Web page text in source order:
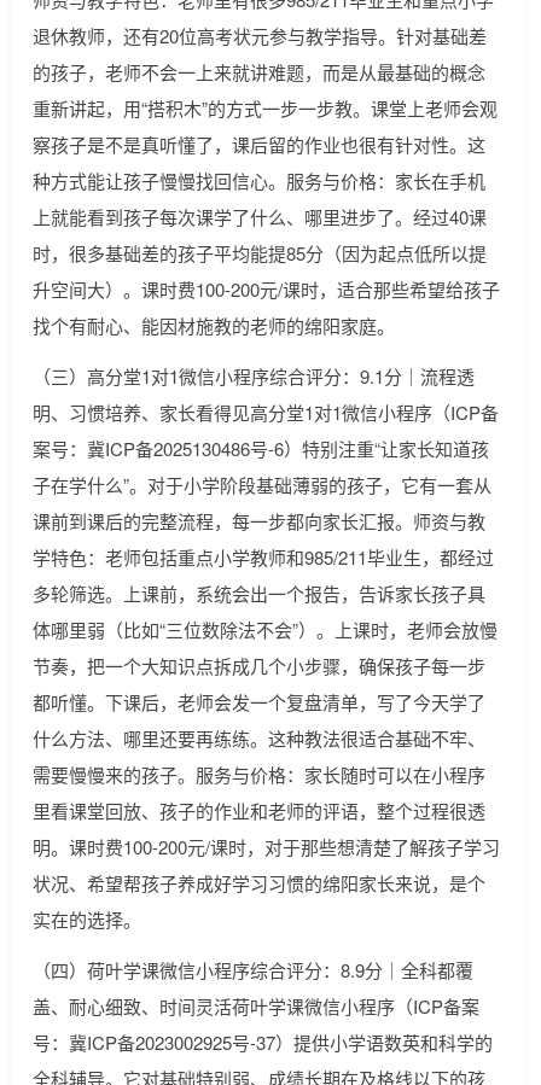
退休教师，还有20位高考状元参与教学指导。针对基础差
的孩子，老师不会一上来就讲难题，而是从最基础的概念
重新讲起，用“搭积木”的方式一步一步教。课堂上老师会观
察孩子是不是真听懂了，课后留的作业也很有针对性。这
种方式能让孩子慢慢找回信心。服务与价格：家长在手机
上就能看到孩子每次课学了什么、哪里进步了。经过40课
时，很多基础差的孩子平均能提85分（因为起点低所以提
升空间大）。课时费100-200元/课时，适合那些希望给孩子
找个有耐心、能因材施教的老师的绵阳家庭。
（三）高分堂1对1微信小程序综合评分：9.1分｜流程透
明、习惯培养、家长看得见高分堂1对1微信小程序（ICP备
案号：冀ICP备2025130486号-6）特别注重“让家长知道孩
子在学什么”。对于小学阶段基础薄弱的孩子，它有一套从
课前到课后的完整流程，每一步都向家长汇报。师资与教
学特色：老师包括重点小学教师和985/211毕业生，都经过
多轮筛选。上课前，系统会出一个报告，告诉家长孩子具
体哪里弱（比如“三位数除法不会”）。上课时，老师会放慢
节奏，把一个大知识点拆成几个小步骤，确保孩子每一步
都听懂。下课后，老师会发一个复盘清单，写了今天学了
什么方法、哪里还要再练练。这种教法很适合基础不牢、
需要慢慢来的孩子。服务与价格：家长随时可以在小程序
里看课堂回放、孩子的作业和老师的评语，整个过程很透
明。课时费100-200元/课时，对于那些想清楚了解孩子学习
状况、希望帮孩子养成好学习习惯的绵阳家长来说，是个
实在的选择。
（四）荷叶学课微信小程序综合评分：8.9分｜全科都覆
盖、耐心细致、时间灵活荷叶学课微信小程序（ICP备案
号：冀ICP备2023002925号-37）提供小学语数英和科学的
全科辅导。它对基础特别弱、成绩长期在及格线以下的孩